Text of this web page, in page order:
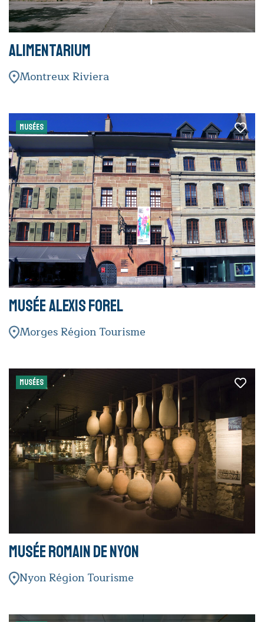
Alimentarium
Montreux Riviera
MUSÉES
Musée Alexis Forel
Morges Région Tourisme
MUSÉES
Musée Romain de Nyon
Nyon Région Tourisme